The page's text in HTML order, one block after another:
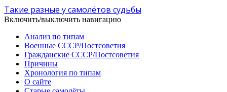
Такие разные у самолётов судьбы
Включить/выключить навигацию
Анализ по типам
Военные СССР/Постсоветия
Гражданские СССР/Постсоветия
Причины
Хронология по типам
О сайте